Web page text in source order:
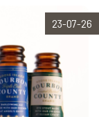
23-07-26